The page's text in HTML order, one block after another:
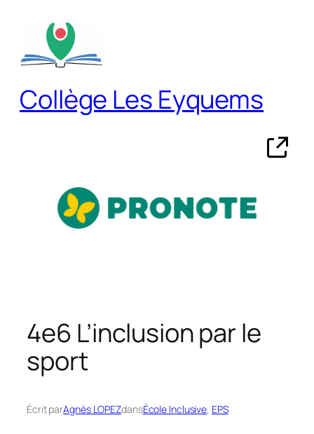
contenu
Collège Les Eyquems
4e6 L’inclusion par le
sport
Écrit parAgnès LOPEZdansÉcole Inclusive, EPS